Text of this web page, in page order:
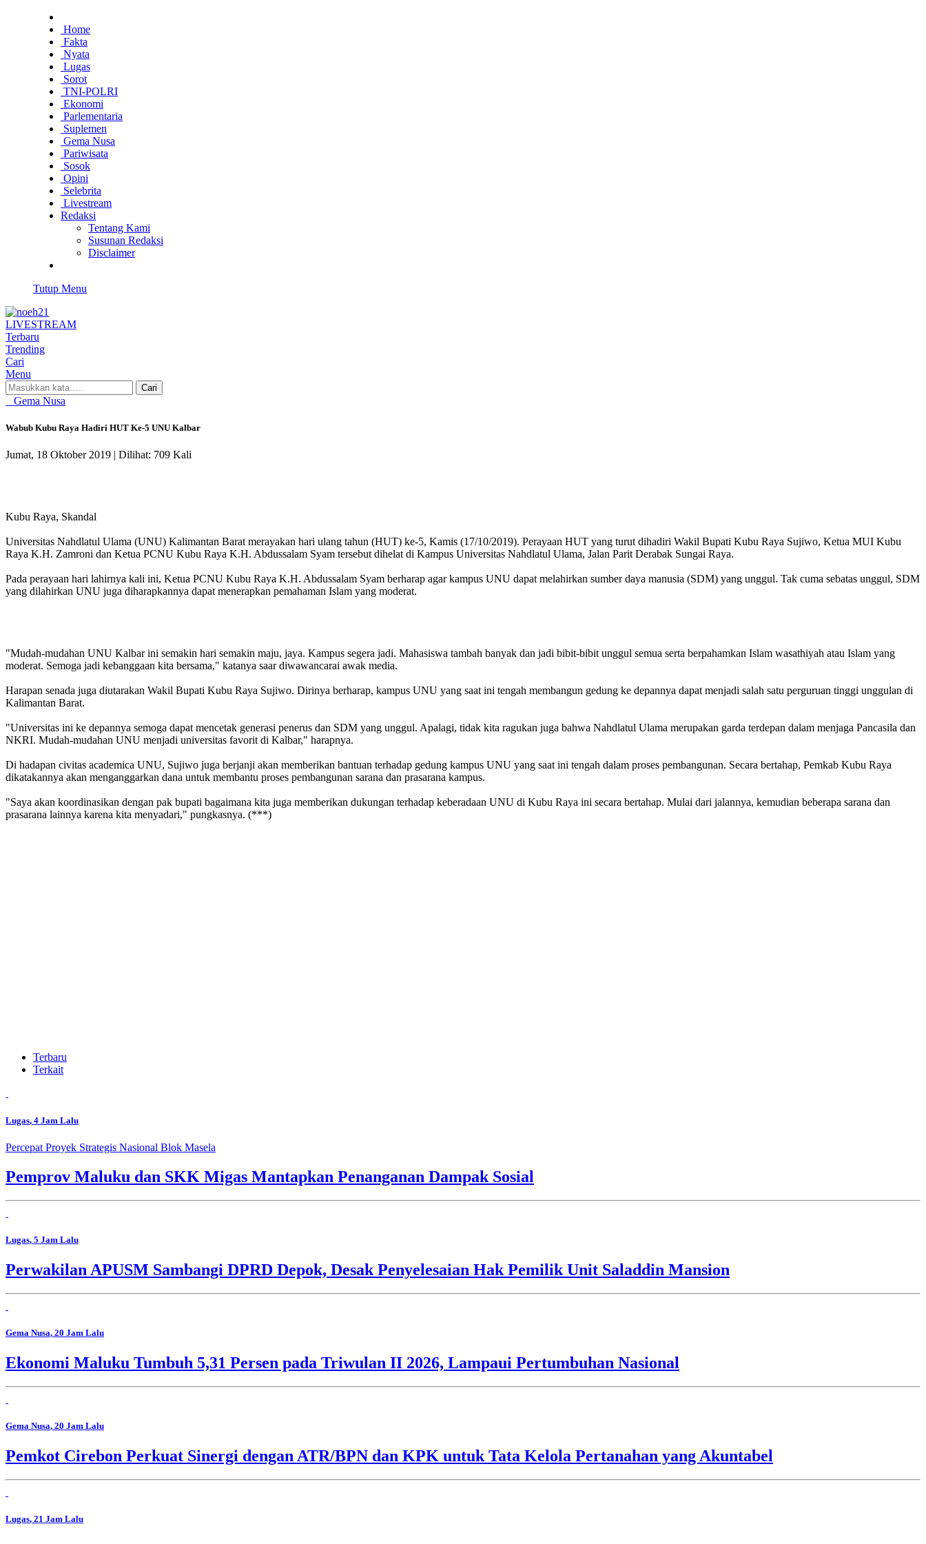
Home
Fakta
Nyata
Lugas
Sorot
TNI-POLRI
Ekonomi
Parlementaria
Suplemen
Gema Nusa
Pariwisata
Sosok
Opini
Selebrita
Livestream
Redaksi
Tentang Kami
Susunan Redaksi
Disclaimer
Tutup Menu
LIVESTREAM
Terbaru
Trending
Cari
Menu
Cari
Gema Nusa
Wabub Kubu Raya Hadiri HUT Ke-5 UNU Kalbar
Jumat, 18 Oktober 2019 | Dilihat: 709 Kali
Kubu Raya, Skandal
Universitas Nahdlatul Ulama (UNU) Kalimantan Barat merayakan hari ulang tahun (HUT) ke-5, Kamis (17/10/2019). Perayaan HUT yang turut dihadiri Wakil Bupati Kubu Raya Sujiwo, Ketua MUI Kubu
Raya K.H. Zamroni dan Ketua PCNU Kubu Raya K.H. Abdussalam Syam tersebut dihelat di Kampus Universitas Nahdlatul Ulama, Jalan Parit Derabak Sungai Raya.
Pada perayaan hari lahirnya kali ini, Ketua PCNU Kubu Raya K.H. Abdussalam Syam berharap agar kampus UNU dapat melahirkan sumber daya manusia (SDM) yang unggul. Tak cuma sebatas unggul, SDM
yang dilahirkan UNU juga diharapkannya dapat menerapkan pemahaman Islam yang moderat.
"Mudah-mudahan UNU Kalbar ini semakin hari semakin maju, jaya. Kampus segera jadi. Mahasiswa tambah banyak dan jadi bibit-bibit unggul semua serta berpahamkan Islam wasathiyah atau Islam yang
moderat. Semoga jadi kebanggaan kita bersama," katanya saar diwawancarai awak media.
Harapan senada juga diutarakan Wakil Bupati Kubu Raya Sujiwo. Dirinya berharap, kampus UNU yang saat ini tengah membangun gedung ke depannya dapat menjadi salah satu perguruan tinggi unggulan di
Kalimantan Barat.
"Universitas ini ke depannya semoga dapat mencetak generasi penerus dan SDM yang unggul. Apalagi, tidak kita ragukan juga bahwa Nahdlatul Ulama merupakan garda terdepan dalam menjaga Pancasila dan
NKRI. Mudah-mudahan UNU menjadi universitas favorit di Kalbar," harapnya.
Di hadapan civitas academica UNU, Sujiwo juga berjanji akan memberikan bantuan terhadap gedung kampus UNU yang saat ini tengah dalam proses pembangunan. Secara bertahap, Pemkab Kubu Raya
dikatakannya akan menganggarkan dana untuk membantu proses pembangunan sarana dan prasarana kampus.
"Saya akan koordinasikan dengan pak bupati bagaimana kita juga memberikan dukungan terhadap keberadaan UNU di Kubu Raya ini secara bertahap. Mulai dari jalannya, kemudian beberapa sarana dan
prasarana lainnya karena kita menyadari," pungkasnya. (***)
Terbaru
Terkait
Lugas, 4 Jam Lalu
Percepat Proyek Strategis Nasional Blok Masela
Pemprov Maluku dan SKK Migas Mantapkan Penanganan Dampak Sosial
Lugas, 5 Jam Lalu
Perwakilan APUSM Sambangi DPRD Depok, Desak Penyelesaian Hak Pemilik Unit Saladdin Mansion
Gema Nusa, 20 Jam Lalu
Ekonomi Maluku Tumbuh 5,31 Persen pada Triwulan II 2026, Lampaui Pertumbuhan Nasional
Gema Nusa, 20 Jam Lalu
Pemkot Cirebon Perkuat Sinergi dengan ATR/BPN dan KPK untuk Tata Kelola Pertanahan yang Akuntabel
Lugas, 21 Jam Lalu